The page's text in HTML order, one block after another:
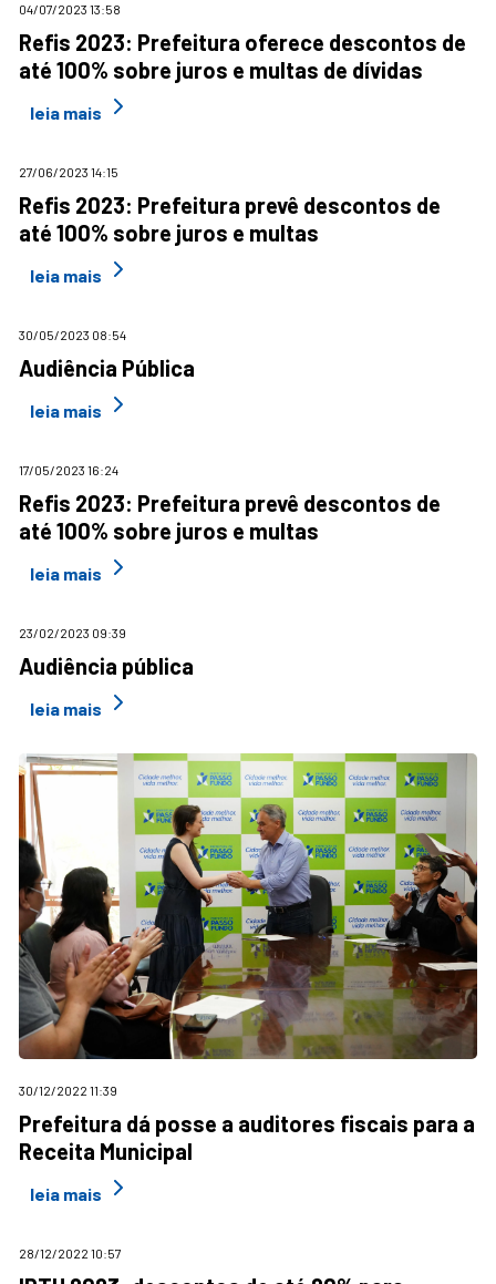
04/07/2023 13:58
Refis 2023: Prefeitura oferece descontos de
até 100% sobre juros e multas de dívidas
leia mais
27/06/2023 14:15
Refis 2023: Prefeitura prevê descontos de
até 100% sobre juros e multas
leia mais
30/05/2023 08:54
Audiência Pública
leia mais
17/05/2023 16:24
Refis 2023: Prefeitura prevê descontos de
até 100% sobre juros e multas
leia mais
23/02/2023 09:39
Audiência pública
leia mais
30/12/2022 11:39
Prefeitura dá posse a auditores fiscais para a
Receita Municipal
leia mais
28/12/2022 10:57